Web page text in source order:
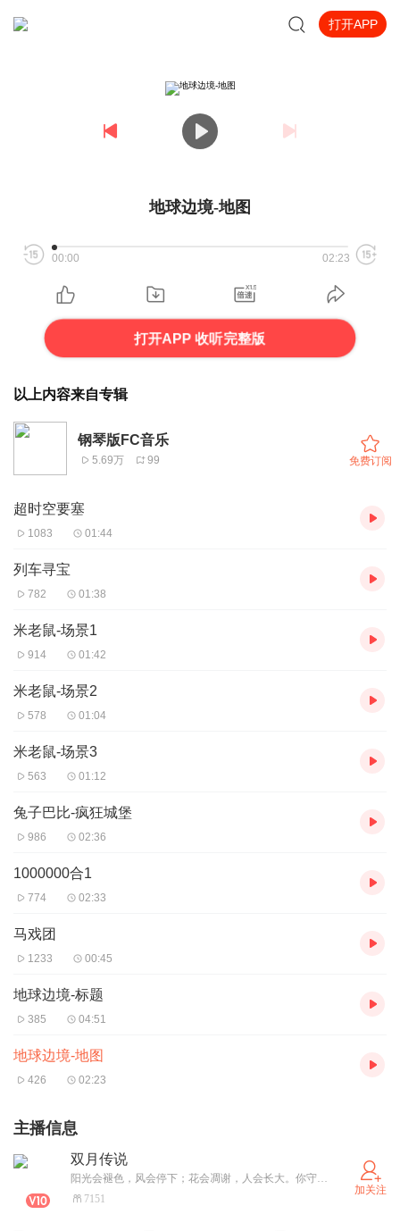
打开APP
地球边境-地图
00:00 02:23
打开APP 收听完整版
以上内容来自专辑
钢琴版FC音乐
5.69万 99 免费订阅
超时空要塞
1083 01:44
列车寻宝
782 01:38
米老鼠-场景1
914 01:42
米老鼠-场景2
578 01:04
米老鼠-场景3
563 01:12
兔子巴比-疯狂城堡
986 02:36
1000000合1
774 02:33
马戏团
1233 00:45
地球边境-标题
385 04:51
地球边境-地图
426 02:23
主播信息
双月传说
阳光会褪色，风会停下；花会凋谢，人会长大。你守护的光耀终有一天会黯淡。
7151
加关注